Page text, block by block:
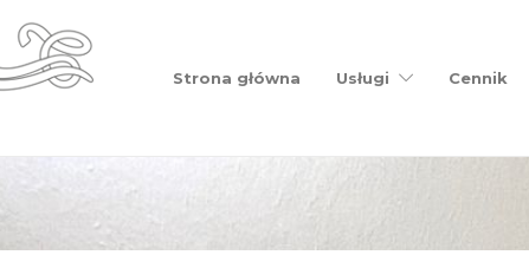
Strona główna Usługi Cennik